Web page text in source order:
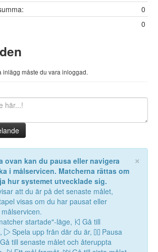
0
0
inlägg måste du vara inloggad.
×
ovan kan du pausa eller navigera
i målservicen. Matcherna rättas om
hur systemet utvecklade sig.
att du är på det senaste målet,
visas om du har pausat eller
startade"-läge,
Gå till
Spela upp från där du är,
Pausa
Gå till senaste målet och återuppta